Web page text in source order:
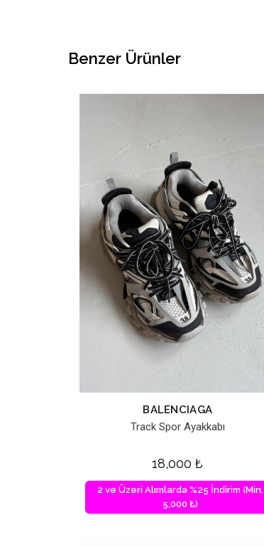
Benzer Ürünler
BALENCIAGA
Track Spor Ayakkabı
18,000₺
2 ve Üzeri Alımlarda %25 İndirim (Min.
5,000 ₺)